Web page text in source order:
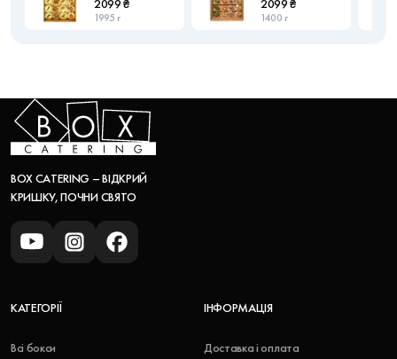
2099 ₴
1995 г
2099 ₴
1400 г
BOX CATERING – ВІДКРИЙ
КРИШКУ, ПОЧНИ СВЯТО
КАТЕГОРІЇ
Всі бокси
ІНФОРМАЦІЯ
Доставка і оплата